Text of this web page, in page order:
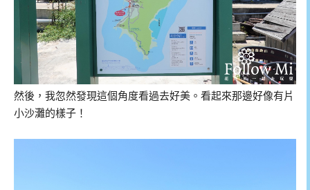
然後，我忽然發現這個角度看過去好美。看起來那邊好像有片
小沙灘的樣子！